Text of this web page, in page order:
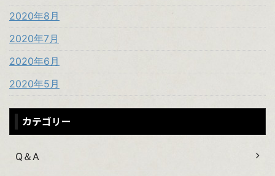
2020年8月
2020年7月
2020年6月
2020年5月
カテゴリー
Q＆A